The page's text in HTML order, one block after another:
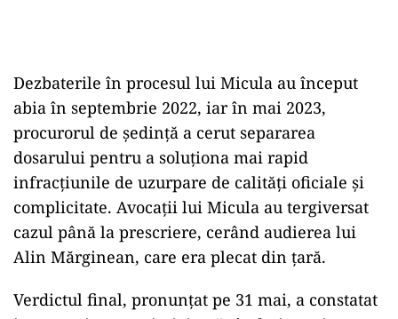
Dezbaterile în procesul lui Micula au început
abia în septembrie 2022, iar în mai 2023,
procurorul de ședință a cerut separarea
dosarului pentru a soluționa mai rapid
infracțiunile de uzurpare de calități oficiale și
complicitate. Avocații lui Micula au tergiversat
cazul până la prescriere, cerând audierea lui
Alin Mărginean, care era plecat din țară.
Verdictul final, pronunțat pe 31 mai, a constatat